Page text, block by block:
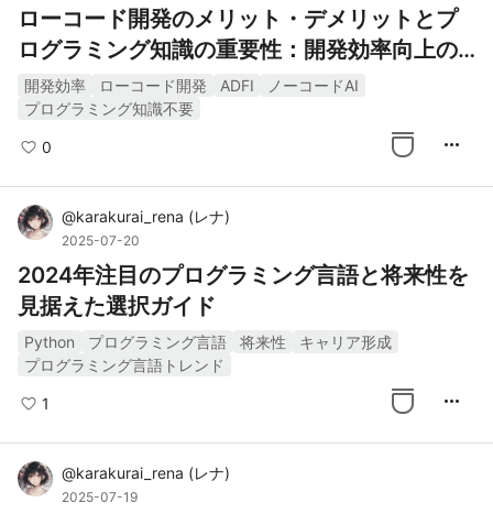
ローコード開発のメリット・デメリットとプ
ログラミング知識の重要性：開発効率向上の
鍵
開発効率 ローコード開発 ADFI
ノーコードAI
プログラミング知識不要
0 more_horiz
@karakurai_rena (レナ)
2025-07-20
2024年注目のプログラミング言語と将来性を
見据えた選択ガイド
Python プログラミング言語 将来性
キャリア形成
プログラミング言語トレンド
1 more_horiz
@karakurai_rena (レナ)
2025-07-19